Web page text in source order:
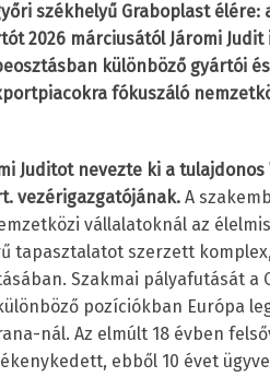
székhelyű Graboplast élére:
2026 márciusától Járomi
különböző gyártói
fókuszáló
Juditot nevezte ki a
vezérigazgatójának. A
vállalatoknál az
tapasztalatot szerzett
Szakmai pályafutását a
pozíciókban Európa
nál. Az elmúlt 18 évben
ebből 10 évet